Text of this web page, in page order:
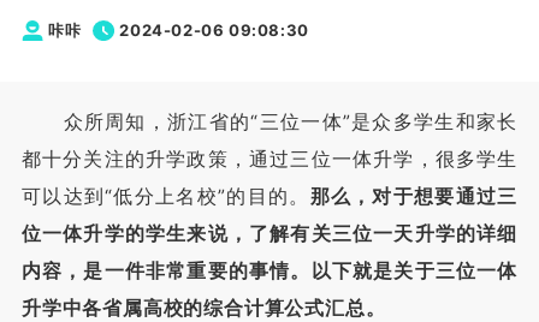
咔咔 2024-02-06 09:08:30
众所周知，浙江省的“三位一体”是众多学生和家长
都十分关注的升学政策，通过三位一体升学，很多学生
可以达到“低分上名校”的目的。 那么，对于想要通过三
位一体升学的学生来说，了解有关三位一天升学的详细
内容，是一件非常重要的事情。以下就是关于三位一体
升学中各省属高校的综合计算公式汇总。